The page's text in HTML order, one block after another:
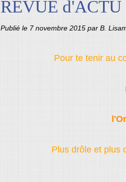
REVUE d'ACTU
Publié le 7 novembre 2015 par B.
Pour te tenir au
Plus drôle et plus